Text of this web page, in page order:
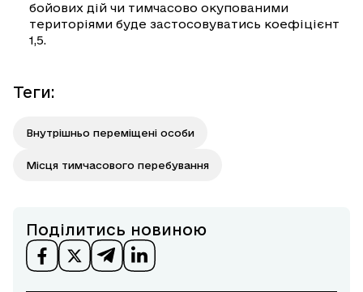
бойових дій чи тимчасово окупованими
територіями буде застосовуватись коефіцієнт
1,5.
Теги:
Внутрішньо переміщені особи
Місця тимчасового перебування
Поділитись новиною